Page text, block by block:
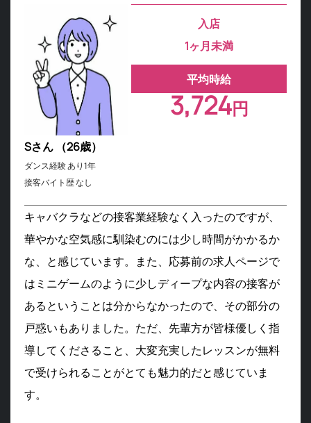
Sさん （26歳）
入店
1ヶ月未満
平均時給
3,724円
ダンス経験 あり1年
接客バイト歴 なし
キャバクラなどの接客業経験なく入ったのですが、
華やかな空気感に馴染むのには少し時間がかかるか
な、と感じています。また、応募前の求人ページで
はミニゲームのように少しディープな内容の接客が
あるということは分からなかったので、その部分の
戸惑いもありました。ただ、先輩方が皆様優しく指
導してくださること、大変充実したレッスンが無料
で受けられることがとても魅力的だと感じていま
す。